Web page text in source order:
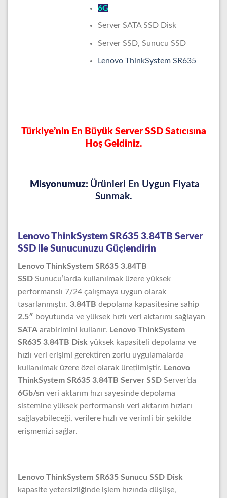
6G
Server SATA SSD Disk
Server SSD, Sunucu SSD
Lenovo ThinkSystem SR635
Türkiye’nin En Büyük Server SSD Satıcısına
Hoş Geldiniz.
Misyonumuz: Ürünleri En Uygun Fiyata
Sunmak.
Lenovo ThinkSystem SR635 3.84TB Server
SSD ile Sunucunuzu Güçlendirin
Lenovo ThinkSystem SR635 3.84TB
SSD Sunucu’larda kullanılmak üzere yüksek
performanslı 7/24 çalışmaya uygun olarak
tasarlanmıştır. 3.84TB depolama kapasitesine sahip
2.5″ boyutunda ve yüksek hızlı veri aktarımı sağlayan
SATA arabirimini kullanır. Lenovo ThinkSystem
SR635 3.84TB Disk yüksek kapasiteli depolama ve
hızlı veri erişimi gerektiren zorlu uygulamalarda
kullanılmak üzere özel olarak üretilmiştir. Lenovo
ThinkSystem SR635 3.84TB Server SSD Server’da
6Gb/sn veri aktarım hızı sayesinde depolama
sistemine yüksek performanslı veri aktarım hızları
sağlayabileceği, verilere hızlı ve verimli bir şekilde
erişmenizi sağlar.
Lenovo ThinkSystem SR635 Sunucu SSD Disk
kapasite yetersizliğinde işlem hızında düşüşe,